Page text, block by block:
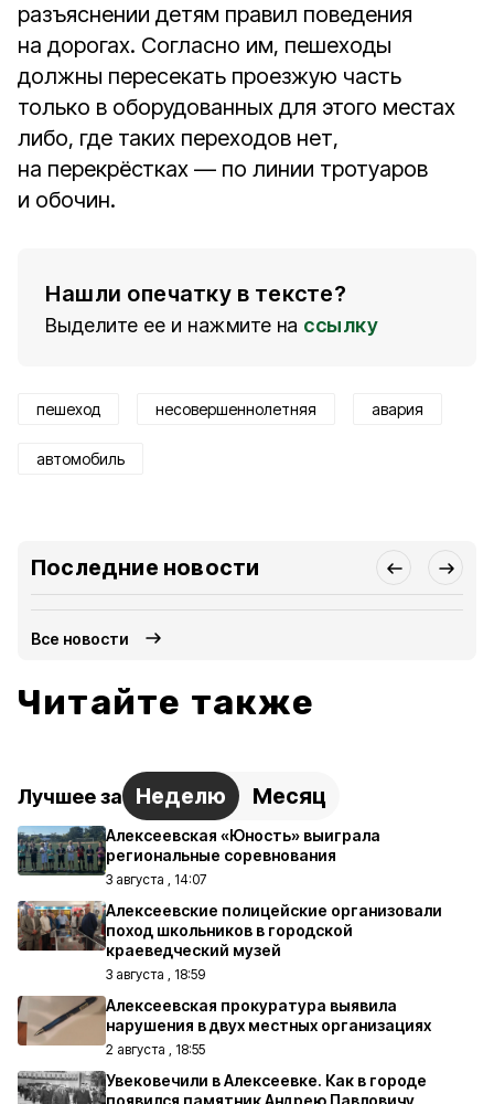
разъяснении детям правил поведения
на дорогах. Согласно им, пешеходы
должны пересекать проезжую часть
только в оборудованных для этого местах
либо, где таких переходов нет,
на перекрёстках — по линии тротуаров
и обочин.
Нашли опечатку в тексте?
Выделите ее и нажмите на ссылку
пешеход несовершеннолетняя авария
автомобиль
Последние новости
Все новости
Читайте также
Лучшее за Неделю Месяц
Алексеевская «Юность» выиграла
региональные соревнования
3 августа , 14:07
Алексеевские полицейские организовали
поход школьников в городской
краеведческий музей
3 августа , 18:59
Алексеевская прокуратура выявила
нарушения в двух местных организациях
2 августа , 18:55
Увековечили в Алексеевке. Как в городе
появился памятник Андрею Павловичу